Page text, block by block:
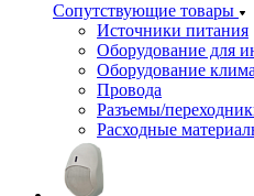
Сопутствующие товары
Источники питания
Оборудование для
Оборудование
Провода
Разъемы/
Расходные